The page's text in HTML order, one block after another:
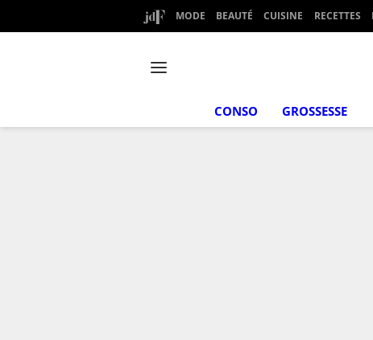
MODE BEAUTÉ CUISINE RECETTES
CONSO GROSSESSE